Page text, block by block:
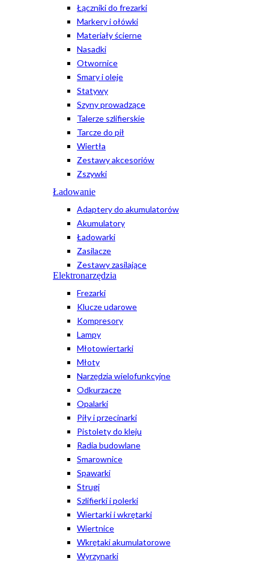
Łączniki do frezarki
Markery i ołówki
Materiały ścierne
Nasadki
Otwornice
Smary i oleje
Statywy
Szyny prowadzące
Talerze szlifierskie
Tarcze do pił
Wiertła
Zestawy akcesoriów
Zszywki
Ładowanie
Adaptery do akumulatorów
Akumulatory
Ładowarki
Zasilacze
Zestawy zasilające
Elektronarzędzia
Frezarki
Klucze udarowe
Kompresory
Lampy
Młotowiertarki
Młoty
Narzędzia wielofunkcyjne
Odkurzacze
Opalarki
Piły i przecinarki
Pistolety do kleju
Radia budowlane
Smarownice
Spawarki
Strugi
Szlifierki i polerki
Wiertarki i wkrętarki
Wiertnice
Wkrętaki akumulatorowe
Wyrzynarki